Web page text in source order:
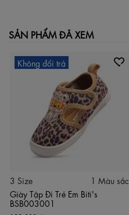
SẢN PHẨM ĐÃ XEM
Không đổi trả
3 Size
1 Màu sắc
Giày Tập Đi Trẻ Em Biti's
BSB003001